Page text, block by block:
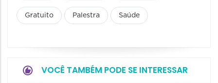
Gratuito Palestra Saúde
VOCÊ TAMBÉM PODE SE INTERESSAR